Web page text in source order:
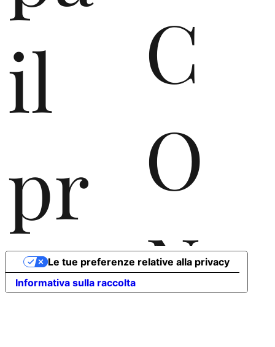
C
O
N
il
pr
oc
Informativa sulla raccolta
Le tue preferenze relative alla privacy